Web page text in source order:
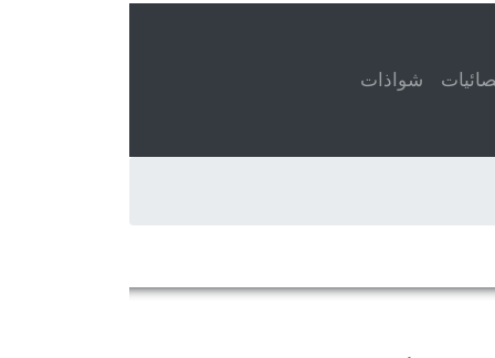
شواذات